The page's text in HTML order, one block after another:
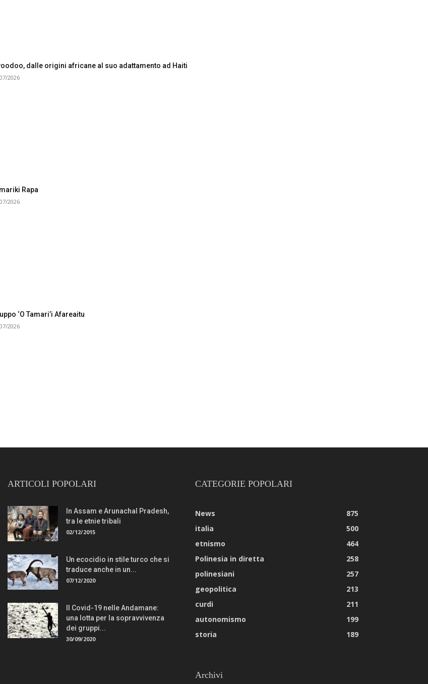
dalle origini africane al suo adattamento ad Haiti
2026
Rapa
2026
‘O Tamari’i Afareaitu
2026
ARTICOLI POPOLARI
In Assam e Arunachal Pradesh,
tra le etnie tribali
02/12/2015
Un ecocidio in stile turco che si
traduce anche in un...
07/12/2020
Il Covid-19 nelle Andamane:
una lotta per la sopravvivenza
dei gruppi...
30/09/2020
CATEGORIE POPOLARI
News
875
italia
500
etnismo
464
Polinesia in diretta
258
polinesiani
257
geopolitica
213
curdi
211
autonomismo
199
storia
189
Archivi